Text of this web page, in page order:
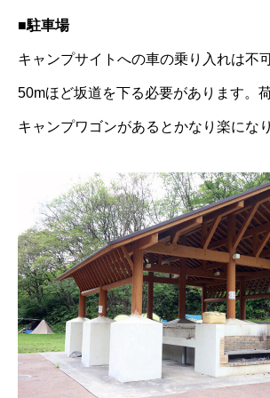
■駐車場
キャンプサイトへの車の乗り入れは不
50mほど坂道を下る必要があります。
キャンプワゴンがあるとかなり楽にな